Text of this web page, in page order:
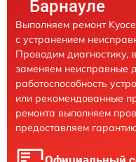
Барнауле
Выполняем ремонт
с устранением
Проводим диагностику,
заменяем неисправные
работоспособность
или рекомендованные
ремонта выполняем
предоставляем